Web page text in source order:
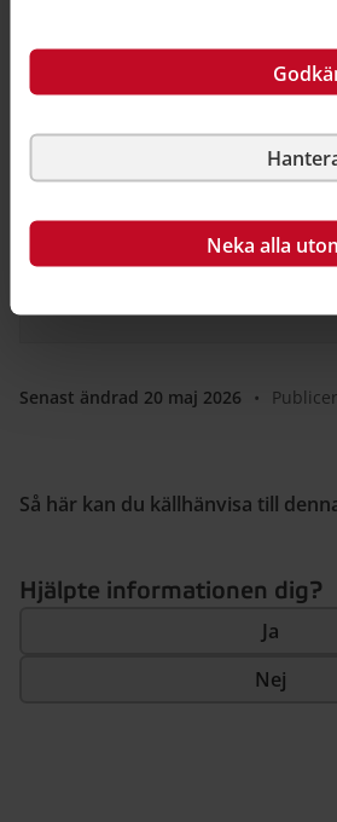
Neka alla
Relaterad information
Allmän information om
Senast ändrad 20 maj 2026 •
Så här kan du källhänvisa till
Hjälpte informationen dig?
Ja
Nej